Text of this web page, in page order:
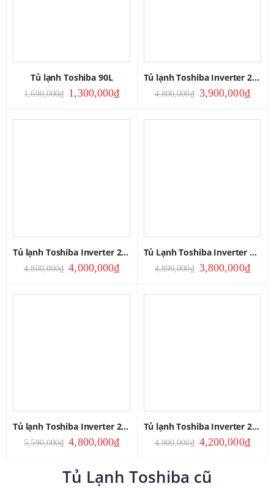
Tủ lạnh Toshiba 90L
1,690,000₫ 1,300,000₫
Tủ lạnh Toshiba Inverter 233L
4,800,000₫ 3,900,000₫
Tủ lạnh Toshiba Inverter 233L
4,800,000₫ 4,000,000₫
Tủ Lạnh Toshiba Inverter 233L
4,899,000₫ 3,800,000₫
Tủ lạnh Toshiba Inverter 249L
5,590,000₫ 4,800,000₫
Tủ lạnh Toshiba Inverter 253L
4,900,000₫ 4,200,000₫
Tủ Lạnh Toshiba cũ